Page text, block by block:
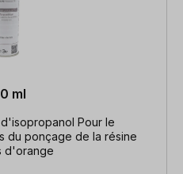
ml
Pour le
du ponçage de la résine
d'orange